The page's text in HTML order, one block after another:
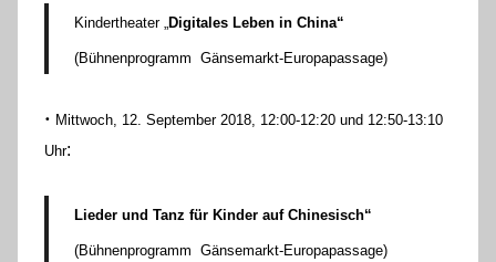
l
a
Kindertheater „ Digitales Leben in China“
(Bühnenprogramm Gänsemarkt-Europapassage)
• Mittwoch, 12. September 2018, 12:00-12:20 und 12:50-13:10
Uhr:
Lieder und Tanz für Kinder auf Chinesisch“
(Bühnenprogramm Gänsemarkt-Europapassage)